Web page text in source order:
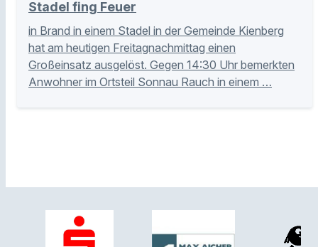
Stadel fing Feuer
in Brand in einem Stadel in der Gemeinde Kienberg
hat am heutigen Freitagnachmittag einen
Großeinsatz ausgelöst. Gegen 14:30 Uhr bemerkten
Anwohner im Ortsteil Sonnau Rauch in einem …